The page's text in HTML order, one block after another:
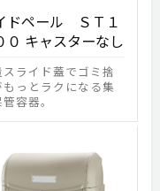
ドペール ＳＴ１
０ キャスターなし
スライド蓋でゴミ捨
もっとラクになる集
容器。